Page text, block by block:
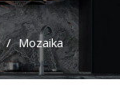
Mozaika